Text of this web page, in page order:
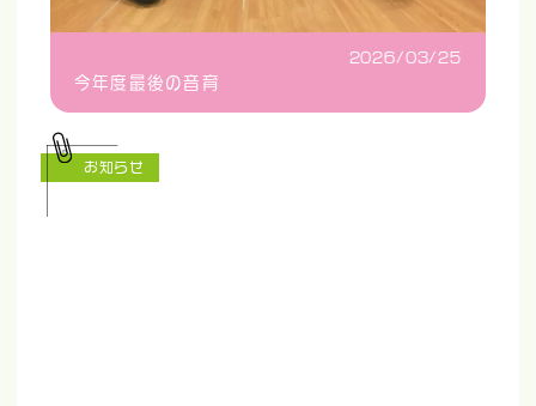
2026/03/25
今年度最後の音育
お知らせ